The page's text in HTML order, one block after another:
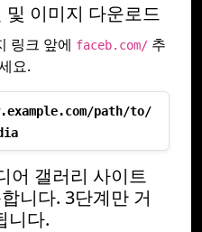
및 이미지 다운로드
링크 앞에 faceb.com/ 추
요.
path/to/
어 갤러리 사이트
니다. 3단계만 거
니다.